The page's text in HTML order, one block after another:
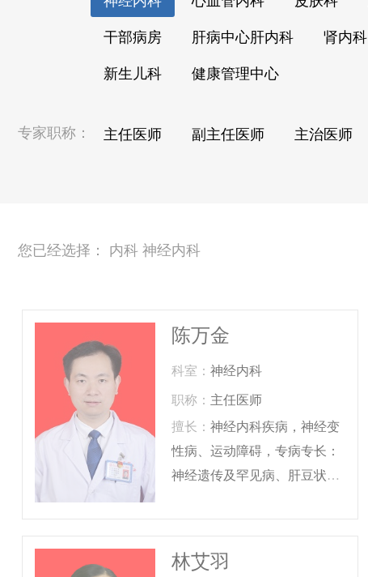
干部病房 肝病中心肝内科 肾内科
新生儿科 健康管理中心
专家职称： 主任医师 副主任医师 主治医师
您已经选择： 内科 神经内科
陈万金
科室： 神经内科
职称： 主任医师
擅长： 神经内科疾病，神经变
性病、运动障碍，专病专长：
神经遗传及罕见病、肝豆状核
林艾羽